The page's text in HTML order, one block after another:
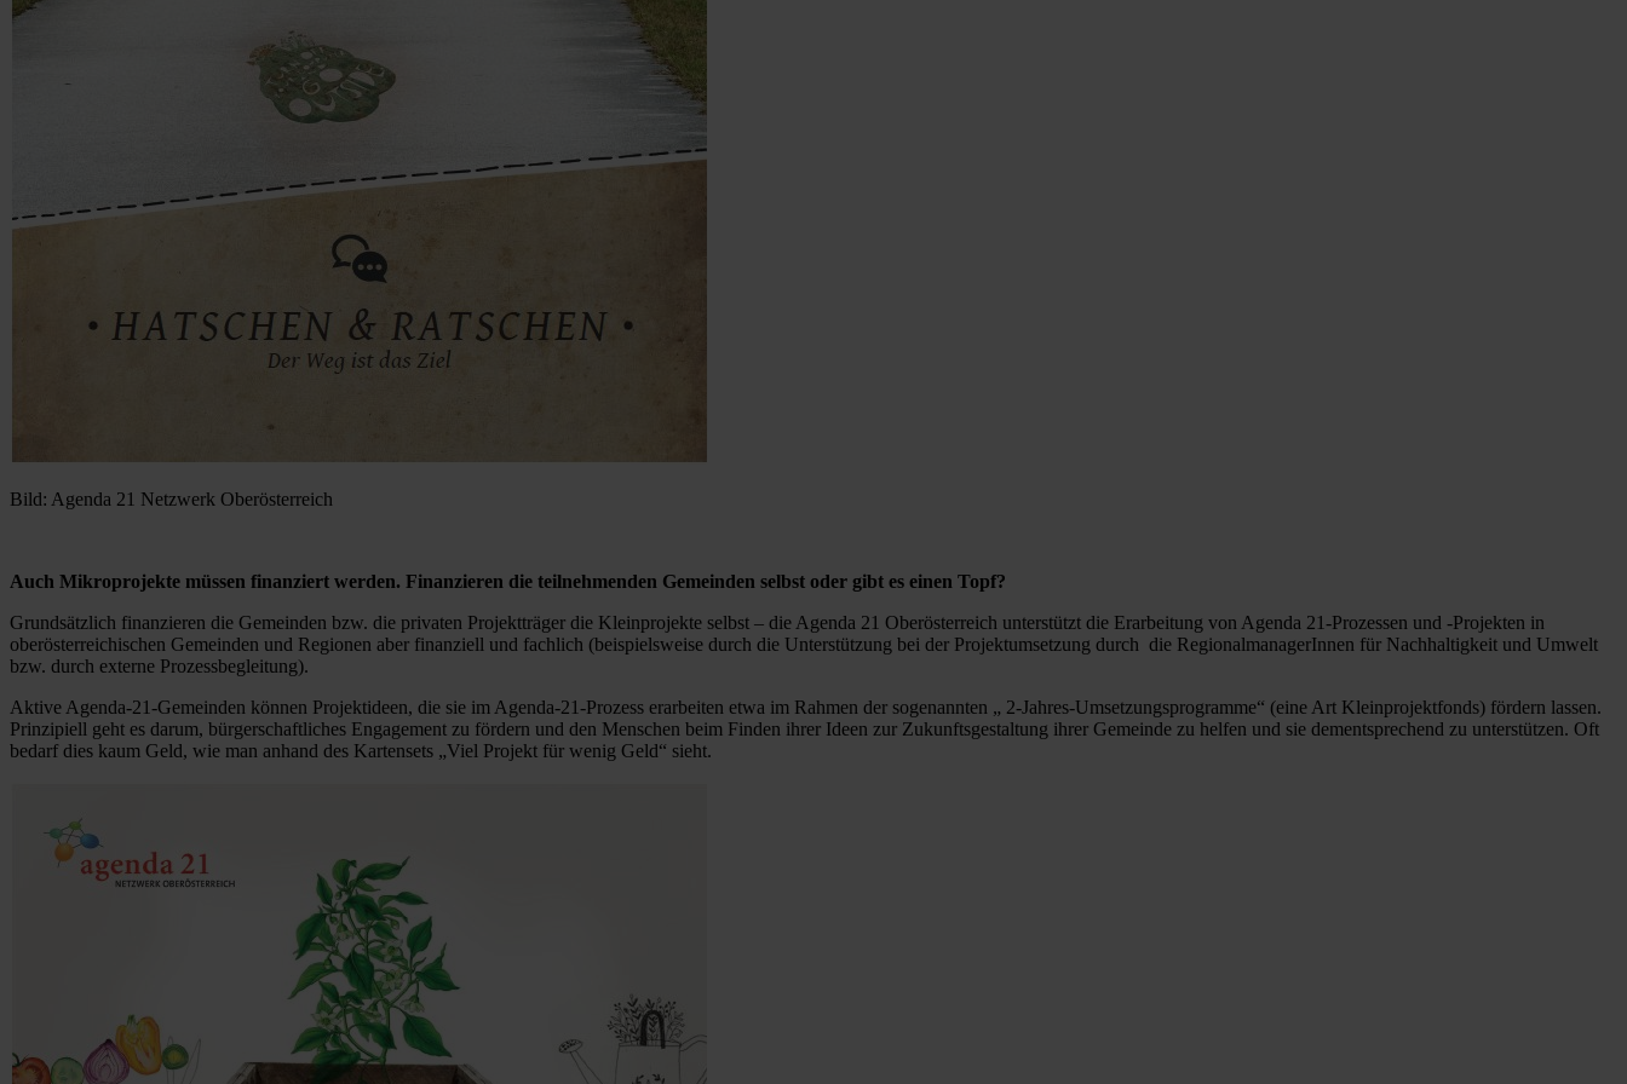
Bild: Agenda 21 Netzwerk Oberösterreich
Auch Mikroprojekte müssen finanziert werden. Finanzieren die teilnehmenden Gemeinden selbst oder gibt es einen Topf?
Grundsätzlich finanzieren die Gemeinden bzw. die privaten Projektträger die Kleinprojekte selbst – die Agenda 21 Oberösterreich unterstützt die Erarbeitung von Agenda 21-Prozessen und -Projekten in
oberösterreichischen Gemeinden und Regionen aber finanziell und fachlich (beispielsweise durch die Unterstützung bei der Projektumsetzung durch die RegionalmanagerInnen für Nachhaltigkeit und Umwelt
bzw. durch externe Prozessbegleitung).
Aktive Agenda-21-Gemeinden können Projektideen, die sie im Agenda-21-Prozess erarbeiten etwa im Rahmen der sogenannten „ 2-Jahres-Umsetzungsprogramme“ (eine Art Kleinprojektfonds) fördern lassen.
Prinzipiell geht es darum, bürgerschaftliches Engagement zu fördern und den Menschen beim Finden ihrer Ideen zur Zukunftsgestaltung ihrer Gemeinde zu helfen und sie dementsprechend zu unterstützen. Oft
bedarf dies kaum Geld, wie man anhand des Kartensets „Viel Projekt für wenig Geld“ sieht.